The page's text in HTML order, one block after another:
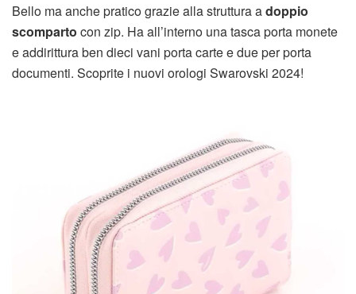
Bello ma anche pratico grazie alla struttura adoppio
scomparto con zip. Ha all’interno una tasca porta monete
e addirittura ben dieci vani porta carte e due per porta
documenti. Scoprite i nuovi orologi Swarovski 2024!